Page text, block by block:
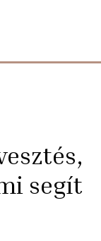
segít